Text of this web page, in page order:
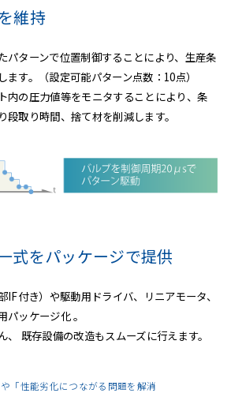
維持
パターンで位置制御することにより、生産条
ます。（設定可能パターン点数：10点）
内の圧力値等をモニタすることにより​、条
段取り時間、捨て材を削減します。​
式をパッケージで提供
IF付き）や駆動用ドライバ、リニアモータ​、
パッケージ化 。​
、 既存設備の改造もスムーズに行えます。
「性能劣化につながる問題を解消